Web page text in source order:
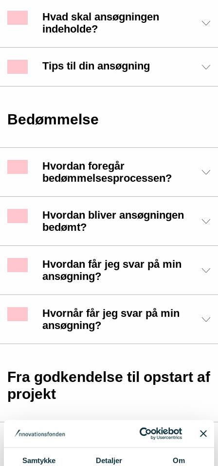
Samtykke Detaljer Om
Hvad skal ansøgningen
indeholde?
Tips til din ansøgning
Bedømmelse
Hvordan foregår
bedømmelsesprocessen?
Hvordan bliver ansøgningen
bedømt?
Hvordan får jeg svar på min
ansøgning?
Hvornår får jeg svar på min
ansøgning?
Fra godkendelse til opstart af
projekt
Hvad sker der efter min